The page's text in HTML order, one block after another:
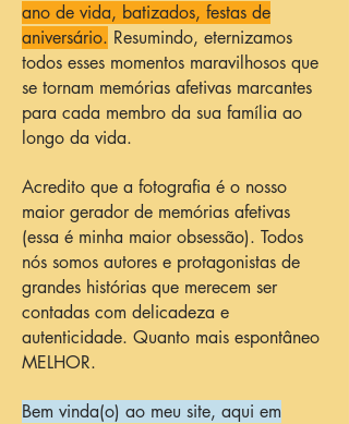
ano de vida, batizados, festas de
aniversário. Resumindo, eternizamos
todos esses momentos maravilhosos que
se tornam memórias afetivas marcantes
para cada membro da sua família ao
longo da vida.
Acredito que a fotografia é o nosso
maior gerador de memórias afetivas
(essa é minha maior obsessão). Todos
nós somos autores e protagonistas de
grandes histórias que merecem ser
contadas com delicadeza e
autenticidade. Quanto mais espontâneo
MELHOR.
Bem vinda(o) ao meu site, aqui em